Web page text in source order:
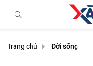
Trang chủ Đời sống